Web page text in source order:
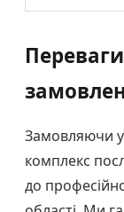
Замовляючи
комплекс
до